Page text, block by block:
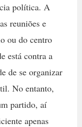
política. A
reuniões e
ou do centro
está contra a
de se organizar
No entanto,
partido, aí
apenas